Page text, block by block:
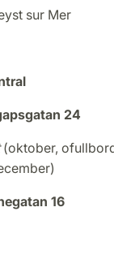
sur Mer
24
(oktober,
16